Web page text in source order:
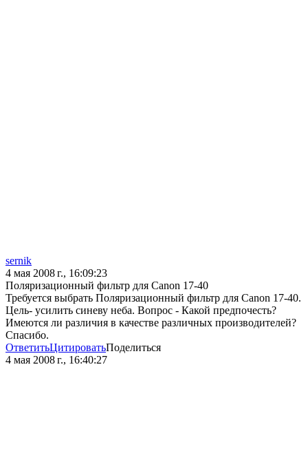
sernik
4 мая 2008 г., 16:09:23
Поляризационный фильтр для Canon 17-40
Требуется выбрать Поляризационный фильтр для Canon 17-40.
Цель- усилить синеву неба. Вопрос - Какой предпочесть?
Имеются ли различия в качестве различных производителей?
Спасибо.
ОтветитьЦитироватьПоделиться
4 мая 2008 г., 16:40:27